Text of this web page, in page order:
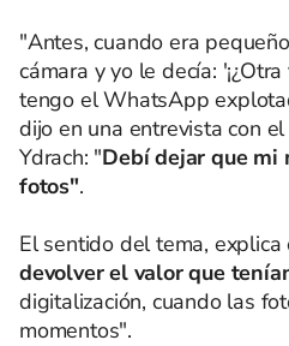
"Antes, cuando era
cámara y yo le decía:
tengo el WhatsApp
dijo en una entrevista con el
Ydrach: "Debí dejar que mi
fotos".
El sentido del tema,
devolver el valor que
digitalización, cuando las
momentos".